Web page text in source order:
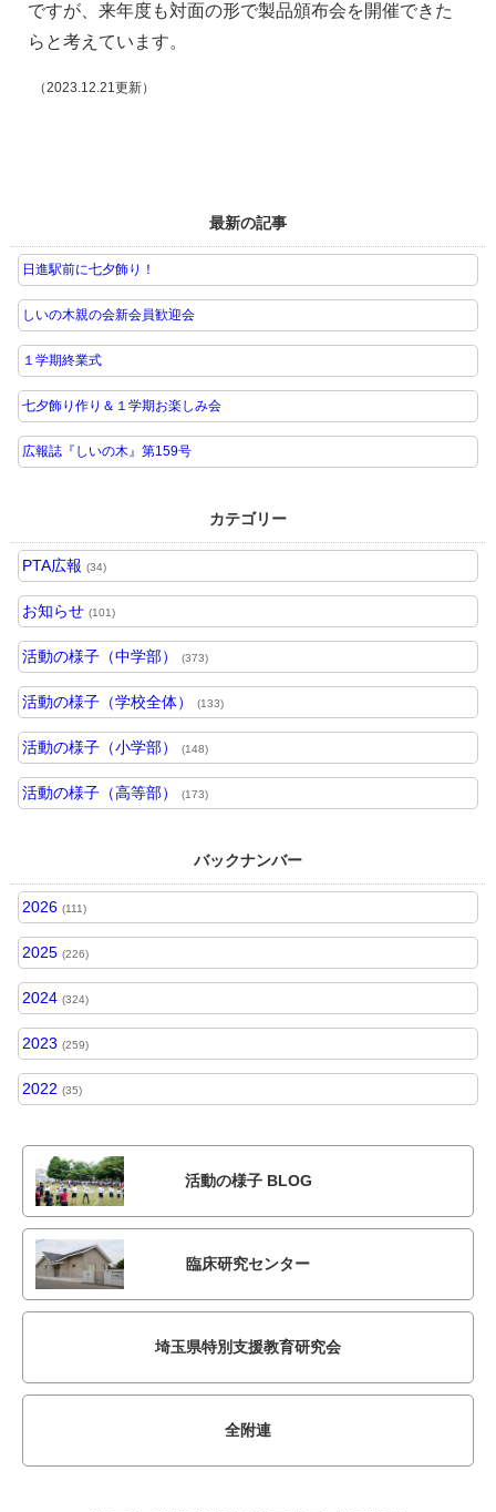
ですが、来年度も対面の形で製品頒布会を開催できた
らと考えています。
（2023.12.21更新）
最新の記事
日進駅前に七夕飾り！
しいの木親の会新会員歓迎会
１学期終業式
七夕飾り作り＆１学期お楽しみ会
広報誌『しいの木』第159号
カテゴリー
PTA広報 (34)
お知らせ (101)
活動の様子（中学部） (373)
活動の様子（学校全体） (133)
活動の様子（小学部） (148)
活動の様子（高等部） (173)
バックナンバー
2026 (111)
2025 (226)
2024 (324)
2023 (259)
2022 (35)
活動の様子 BLOG
臨床研究センター
埼玉県特別支援教育研究会
全附連